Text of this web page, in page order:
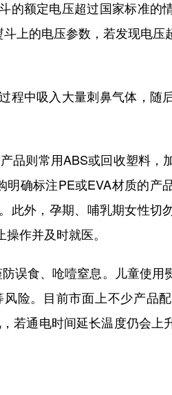
额定电压超过国家标准的
上的电压参数，若发现电压
中吸入大量刺鼻气体，随后
则常用ABS或回收塑料，
明确标注PE或EVA材质的产
此外，孕期、哺乳期女性切
作并及时就医。
食、呛噎窒息。儿童使用
险。目前市面上不少产品
若通电时间延长温度仍会上